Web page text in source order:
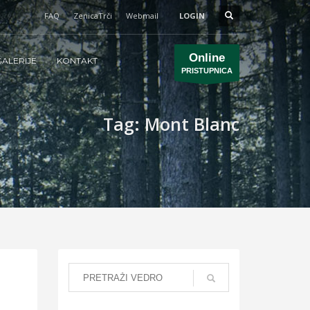
FAQ ZenicaTrči Webmail LOGIN
KONTAKT Online
PRISTUPNICA
Tag: Mont Blanc